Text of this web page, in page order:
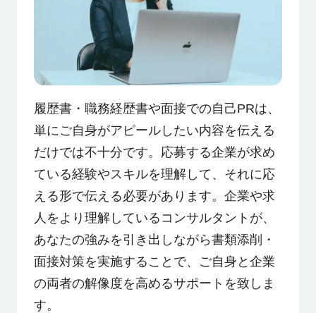
履歴書・職務経歴書や面接での自己PRは、
単にご自身がアピールしたい内容を伝える
だけでは不十分です。応募する企業が求め
ている経験やスキルを理解して、それに応
える形で伝える必要があります。企業や求
人をより理解しているコンサルタントが、
あなたの強みを引き出しながら書類添削・
面接対策を実施することで、ご自身と企業
の両者の解像度を高めるサポートを致しま
す。